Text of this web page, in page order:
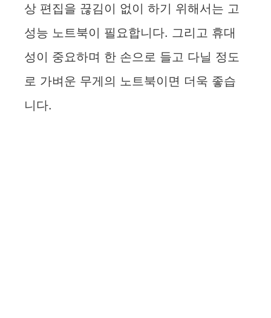
상 편집을 끊김이 없이 하기 위해서는 고
성능 노트북이 필요합니다. 그리고 휴대
성이 중요하며 한 손으로 들고 다닐 정도
로 가벼운 무게의 노트북이면 더욱 좋습
니다.